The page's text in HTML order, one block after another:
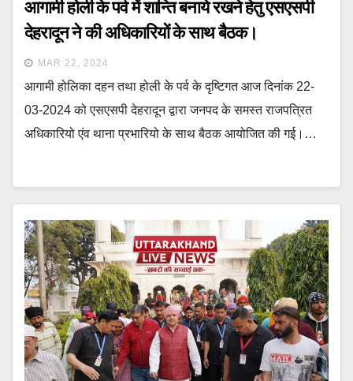
आगामी होली के पर्व में शान्ति बनाये रखने हेतु एसएसपी
देहरादून ने की अधिकारियों के साथ बैठक।
MAR 22, 2024
आगामी होलिका दहन तथा होली के पर्व के दृष्टिगत आज दिनांक 22-
03-2024 को एसएसपी देहरादून द्वारा जनपद के समस्त राजपत्रित
अधिकारियो एंव थाना प्रभारियो के साथ बैठक आयोजित की गई।…